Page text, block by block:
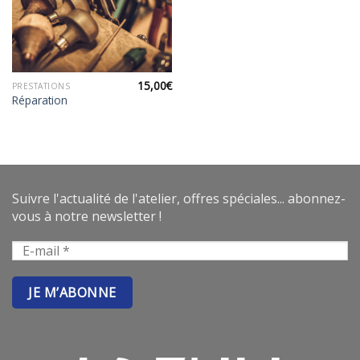
PRESTATIONS
Réparation
15,00€
Suivre l'actualité de l'atelier, offres spéciales... abonnez-
vous à notre newsletter !